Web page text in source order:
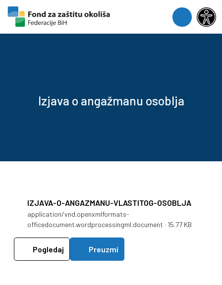
Skip to content
Skip to footer
Menu
Izjava o angažmanu osoblja
IZJAVA-O-ANGAZMANU-VLASTITOG-OSOBLJA
application/vnd.openxmlformats-
officedocument.wordprocessingml.document · 15.77 KB
Pogledaj Preuzmi